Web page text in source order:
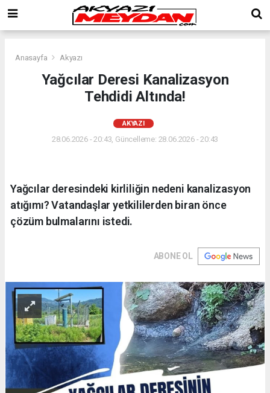
Anasayfa Akyazı
Yağcılar Deresi Kanalizasyon
Tehdidi Altında!
AKYAZI
28.06.2026 - 20:43, Güncelleme: 28.06.2026 - 20:43
Yağcılar deresindeki kirliliğin nedeni kanalizasyon
atığımı? Vatandaşlar yetkililerden biran önce
çözüm bulmalarını istedi.
ABONE OL